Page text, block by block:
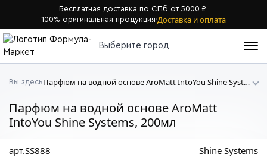
Бесплатная доставка по СПб от 5000 ₽·
100% оригинальная продукция·Доставка и оплата
Выберите город
Вы здесь Парфюм на водной основе AroMatt IntoYou Shine Systems
Парфюм на водной основе AroMatt
IntoYou Shine Systems, 200мл
арт.SS888 Shine Systems